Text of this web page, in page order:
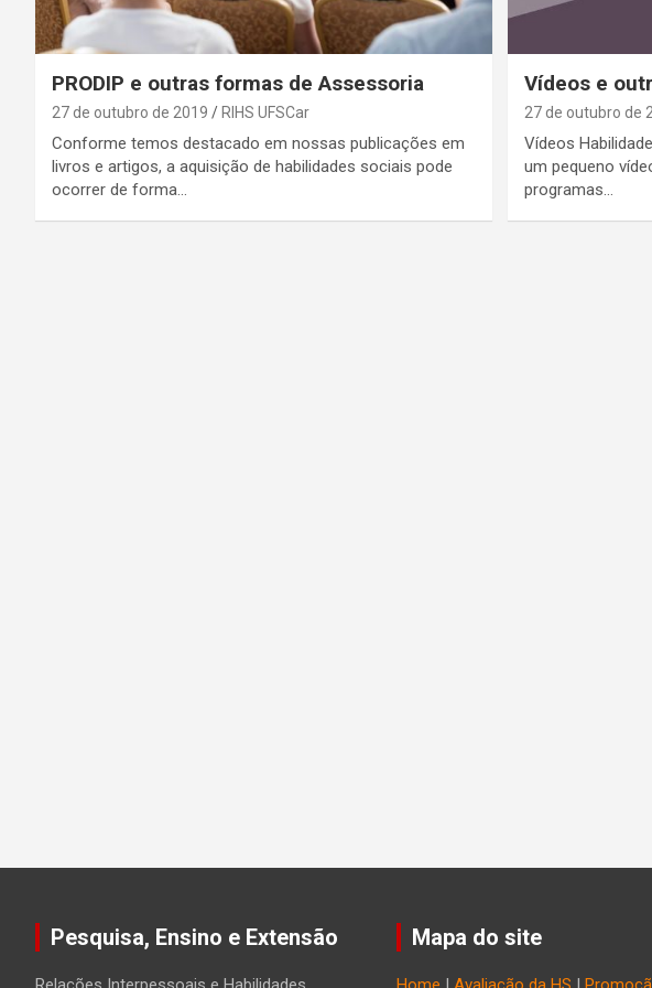
PRODIP e outras formas de Assessoria
27 de outubro de 2019 RIHS UFSCar
Conforme temos destacado em nossas publicações em
livros e artigos, a aquisição de habilidades sociais pode
ocorrer de forma…
Vídeos e
27 de outubro de
Vídeos
um pequeno
programas…
Pesquisa, Ensino e Extensão Mapa do site